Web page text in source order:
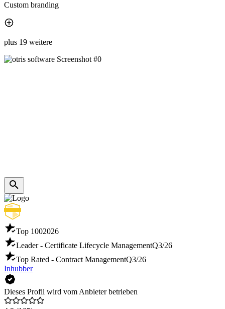
Custom branding
plus 19 weitere
Top 1002026
Leader - Certificate Lifecycle ManagementQ3/26
Top Rated - Contract ManagementQ3/26
Inhubber
Dieses Profil wird vom Anbieter betrieben